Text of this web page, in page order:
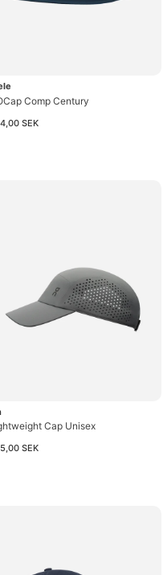
Comp Century
SEK
Cap Unisex
SEK